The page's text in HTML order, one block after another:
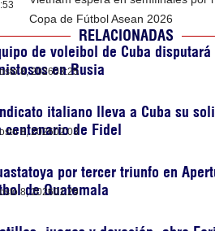
Copa de Fútbol Asean 2026
RELACIONADAS
de voleibol de Cuba
en Rusia
8, 202603:25
italiano lleva a Cuba su
centenario de Fidel
8, 202602:03
por tercer triunfo en
de Guatemala
8, 202601:29